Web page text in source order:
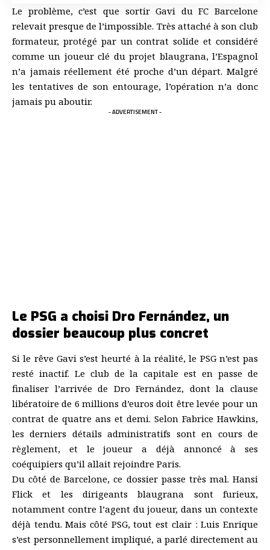
Le problème, c’est que sortir Gavi du FC Barcelone
relevait presque de l’impossible. Très attaché à son club
formateur, protégé par un contrat solide et considéré
comme un joueur clé du projet blaugrana, l’Espagnol
n’a jamais réellement été proche d’un départ. Malgré
les tentatives de son entourage, l’opération n’a donc
jamais pu aboutir.
- ADVERTISEMENT -
Le PSG a choisi Dro Fernández, un
dossier beaucoup plus concret
Si le rêve Gavi s’est heurté à la réalité, le PSG n’est pas
resté inactif. Le club de la capitale est en passe de
finaliser l’arrivée de Dro Fernández, dont la clause
libératoire de 6 millions d’euros doit être levée pour un
contrat de quatre ans et demi. Selon Fabrice Hawkins,
les derniers détails administratifs sont en cours de
règlement, et le joueur a déjà annoncé à ses
coéquipiers qu’il allait rejoindre Paris.
Du côté de Barcelone, ce dossier passe très mal. Hansi
Flick et les dirigeants blaugrana sont furieux,
notamment contre l’agent du joueur, dans un contexte
déjà tendu. Mais côté PSG, tout est clair : Luis Enrique
s’est personnellement impliqué, a parlé directement au